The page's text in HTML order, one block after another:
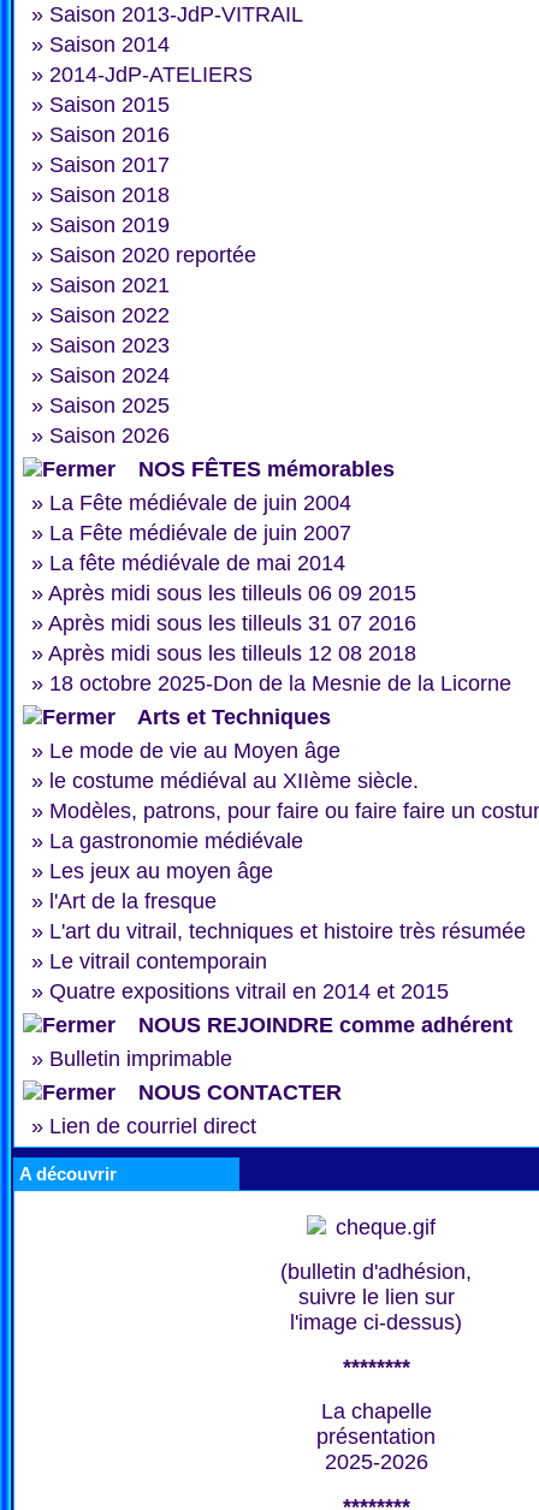
» Saison 2013-JdP-VITRAIL
» Saison 2014
» 2014-JdP-ATELIERS
» Saison 2015
» Saison 2016
» Saison 2017
» Saison 2018
» Saison 2019
» Saison 2020 reportée
» Saison 2021
» Saison 2022
» Saison 2023
» Saison 2024
» Saison 2025
» Saison 2026
NOS FÊTES mémorables
» La Fête médiévale de juin 2004
» La Fête médiévale de juin 2007
» La fête médiévale de mai 2014
» Après midi sous les tilleuls 06 09 2015
» Après midi sous les tilleuls 31 07 2016
» Après midi sous les tilleuls 12 08 2018
» 18 octobre 2025-Don de la Mesnie de la Licorne
Arts et Techniques
» Le mode de vie au Moyen âge
» le costume médiéval au XIIème siècle.
» Modèles, patrons, pour faire ou faire faire un
» La gastronomie médiévale
» Les jeux au moyen âge
» l'Art de la fresque
» L'art du vitrail, techniques et histoire très résumée
» Le vitrail contemporain
» Quatre expositions vitrail en 2014 et 2015
NOUS REJOINDRE comme adhérent
» Bulletin imprimable
NOUS CONTACTER
» Lien de courriel direct
A découvrir
(bulletin d'adhésion,
suivre le lien sur
l'image ci-dessus)
********
La chapelle
présentation
2025-2026